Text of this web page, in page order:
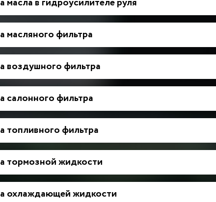
масляного фильтра
воздушного фильтра
салонного фильтра
топливного фильтра
тормозной жидкости
охлаждающей жидкости